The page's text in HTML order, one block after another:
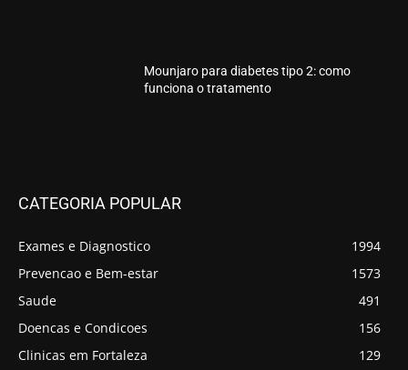
Mounjaro para diabetes tipo 2: como
funciona o tratamento
CATEGORIA POPULAR
Exames e Diagnostico
1994
Prevencao e Bem-estar
1573
Saude
491
Doencas e Condicoes
156
Clinicas em Fortaleza
129